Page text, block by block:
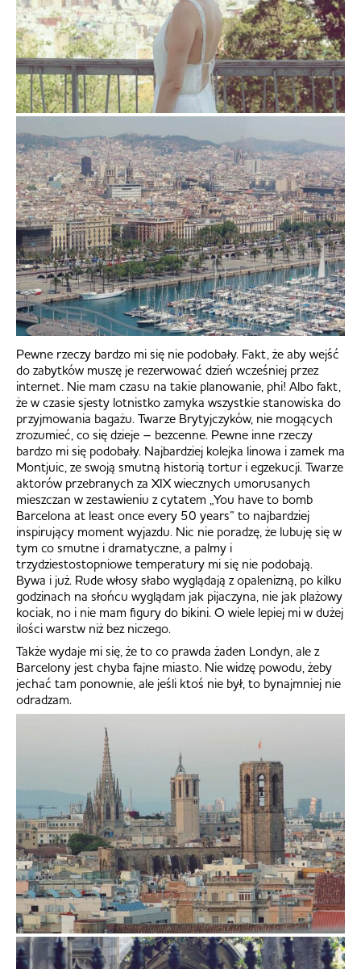
Pewne rzeczy bardzo mi się nie podobały. Fakt, że aby wejść
do zabytków muszę je rezerwować dzień wcześniej przez
internet. Nie mam czasu na takie planowanie, phi! Albo fakt,
że w czasie sjesty lotnistko zamyka wszystkie stanowiska do
przyjmowania bagażu. Twarze Brytyjczyków, nie mogących
zrozumieć, co się dzieje – bezcenne. Pewne inne rzeczy
bardzo mi się podobały. Najbardziej kolejka linowa i zamek ma
Montjuic, ze swoją smutną historią tortur i egzekucji. Twarze
aktorów przebranych za XIX wiecznych umorusanych
mieszczan w zestawieniu z cytatem „You have to bomb
Barcelona at least once every 50 years” to najbardziej
inspirujący moment wyjazdu. Nic nie poradzę, że lubuję się w
tym co smutne i dramatyczne, a palmy i
trzydziestostopniowe temperatury mi się nie podobają.
Bywa i już. Rude włosy słabo wyglądają z opalenizną, po kilku
godzinach na słońcu wyglądam jak pijaczyna, nie jak plażowy
kociak, no i nie mam figury do bikini. O wiele lepiej mi w dużej
ilości warstw niż bez niczego.
Także wydaje mi się, że to co prawda żaden Londyn, ale z
Barcelony jest chyba fajne miasto. Nie widzę powodu, żeby
jechać tam ponownie, ale jeśli ktoś nie był, to bynajmniej nie
odradzam.